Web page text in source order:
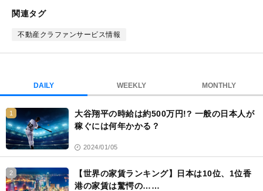
ー
関連タグ
不動産クラファンサービス情報
DAILY WEEKLY MONTHLY
1
大谷翔平の時給は約500万円!? 一般の日本人が
稼ぐには何年かかる？
2024/01/05
2
【世界の家賃ランキング】日本は10位、1位香
港の家賃は驚愕の……